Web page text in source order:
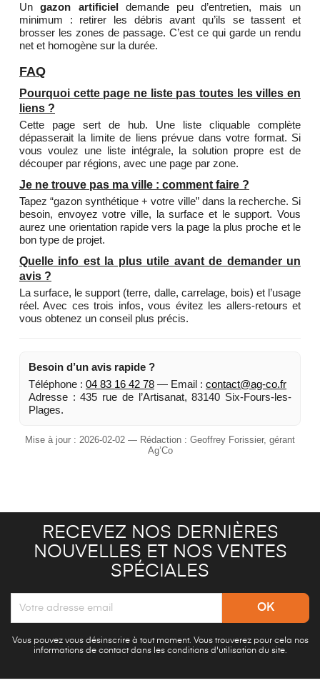
Ungazon artificieldemande peu d’entretien, mais un
minimum : retirer les débris avant qu’ils se tassent et
brosser les zones de passage. C’est ce qui garde un rendu
net et homogène sur la durée.
FAQ
Pourquoi cette page ne liste pas toutes les villes en
liens ?
Cette page sert de hub. Une liste cliquable complète
dépasserait la limite de liens prévue dans votre format. Si
vous voulez une liste intégrale, la solution propre est de
découper par régions, avec une page par zone.
Je ne trouve pas ma ville : comment faire ?
Tapez “gazon synthétique + votre ville” dans la recherche. Si
besoin, envoyez votre ville, la surface et le support. Vous
aurez une orientation rapide vers la page la plus proche et le
bon type de projet.
Quelle info est la plus utile avant de demander un
avis ?
La surface, le support (terre, dalle, carrelage, bois) et l’usage
réel. Avec ces trois infos, vous évitez les allers-retours et
vous obtenez un conseil plus précis.
Besoin d’un avis rapide ?
Téléphone : 04 83 16 42 78 — Email : contact@ag-co.fr
Adresse : 435 rue de l’Artisanat, 83140 Six-Fours-les-
Plages.
Mise à jour : 2026-02-02 — Rédaction : Geoffrey Forissier, gérant
Ag’Co
RECEVEZ NOS DERNIÈRES
NOUVELLES ET NOS VENTES
SPÉCIALES
Vous pouvez vous désinscrire à tout moment. Vous trouverez pour cela nos
informations de contact dans les conditions d'utilisation du site.